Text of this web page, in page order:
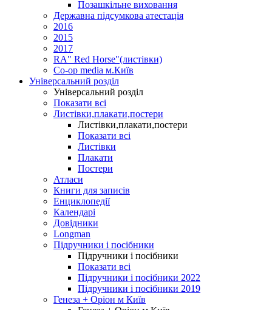
Позашкільне виховання
Державна підсумкова атестація
2016
2015
2017
RA" Red Horse"(листівки)
Co-op media м.Київ
Універсальний розділ
Універсальний розділ
Показати всі
Листівки,плакати,постери
Листівки,плакати,постери
Показати всі
Листівки
Плакати
Постери
Атласи
Книги для записів
Енциклопедії
Календарі
Довідники
Longman
Підручники і посібники
Підручники і посібники
Показати всі
Підручники і посібники 2022
Підручники і посібники 2019
Генеза + Оріон м Київ